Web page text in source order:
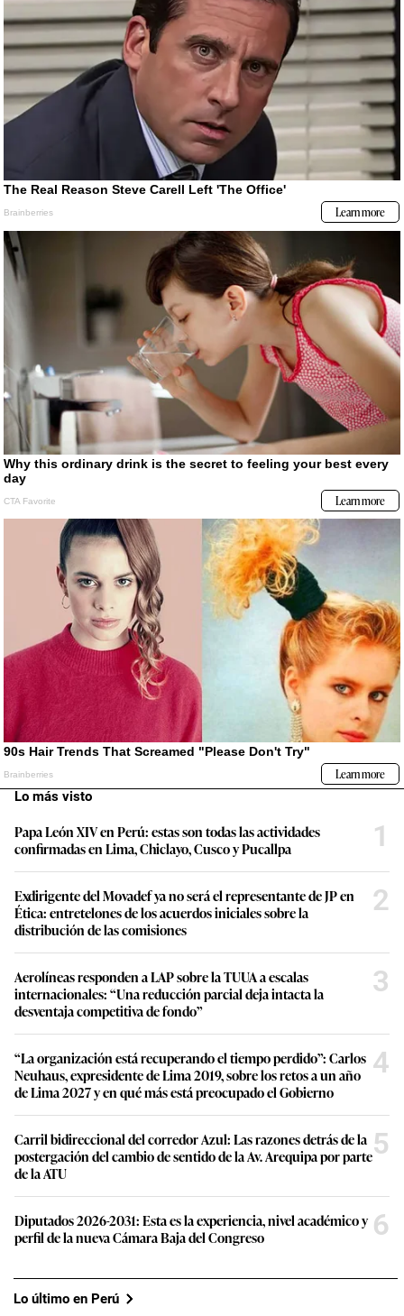
Lo más visto
Papa León XIV en Perú: estas son todas las actividades
confirmadas en Lima, Chiclayo, Cusco y Pucallpa
1
Exdirigente del Movadef ya no será el representante de JP en
Ética: entretelones de los acuerdos iniciales sobre la
distribución de las comisiones
2
Aerolíneas responden a LAP sobre la TUUA a escalas
internacionales: “Una reducción parcial deja intacta la
desventaja competitiva de fondo”
3
“La organización está recuperando el tiempo perdido”: Carlos
Neuhaus, expresidente de Lima 2019, sobre los retos a un año
de Lima 2027 y en qué más está preocupado el Gobierno
4
Carril bidireccional del corredor Azul: Las razones detrás de la
postergación del cambio de sentido de la Av. Arequipa por parte
de la ATU
5
Diputados 2026-2031: Esta es la experiencia, nivel académico y
perfil de la nueva Cámara Baja del Congreso
6
Lo último en Perú